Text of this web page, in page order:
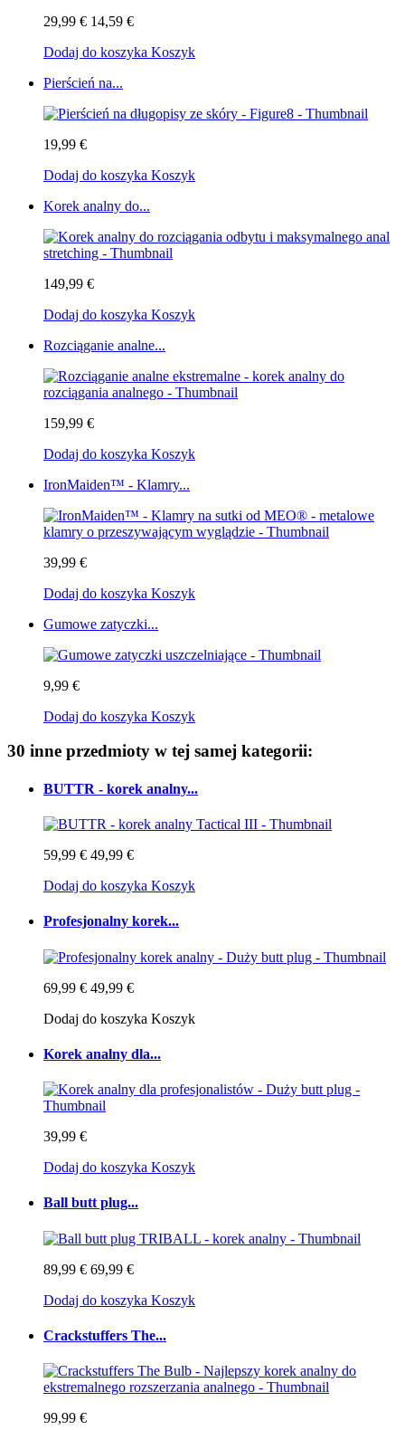
29,99 € 14,59 €
Dodaj do koszyka Koszyk
Pierścień na...
19,99 €
Dodaj do koszyka Koszyk
Korek analny do...
149,99 €
Dodaj do koszyka Koszyk
Rozciąganie analne...
159,99 €
Dodaj do koszyka Koszyk
IronMaiden™ - Klamry...
39,99 €
Dodaj do koszyka Koszyk
Gumowe zatyczki...
9,99 €
Dodaj do koszyka Koszyk
30 inne przedmioty w tej samej kategorii:
BUTTR - korek analny...
59,99 € 49,99 €
Dodaj do koszyka Koszyk
Profesjonalny korek...
69,99 € 49,99 €
Dodaj do koszyka Koszyk
Korek analny dla...
39,99 €
Dodaj do koszyka Koszyk
Ball butt plug...
89,99 € 69,99 €
Dodaj do koszyka Koszyk
Crackstuffers The...
99,99 €